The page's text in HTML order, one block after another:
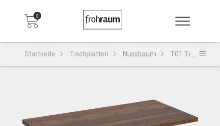
0
Startseite Tischplatten Nussbaum T01 Tischplatte